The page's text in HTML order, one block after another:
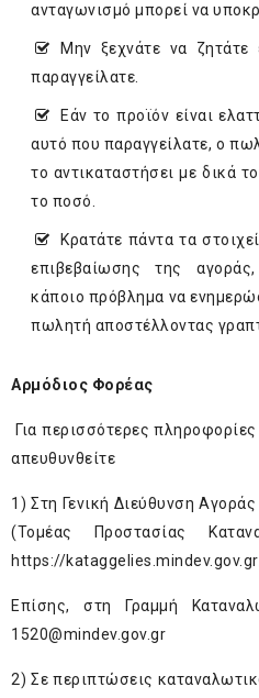
ανταγωνισμό μπορεί να
Μην ξεχνάτε να ζητάτε
παραγγείλατε.
Εάν το προϊόν είναι
αυτό που παραγγείλατε, ο
το αντικαταστήσει με δικά
το ποσό.
Κρατάτε πάντα τα
επιβεβαίωσης της
κάποιο πρόβλημα να
πωλητή αποστέλλοντας
Αρμόδιος Φορέας
Για περισσότερες
απευθυνθείτε
1) Στη Γενική Διεύθυνση
(Τομέας Προστασίας
https://
Επίσης, στη Γραμμή
1520@mindev.gov.gr
2) Σε περιπτώσεις